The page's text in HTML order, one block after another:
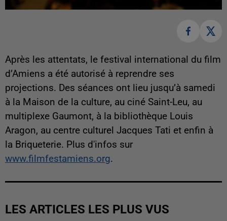
Après les attentats, le festival international du film
d’Amiens a été autorisé à reprendre ses
projections. Des séances ont lieu jusqu’à samedi
à la Maison de la culture, au ciné Saint-Leu, au
multiplexe Gaumont, à la bibliothèque Louis
Aragon, au centre culturel Jacques Tati et enfin à
la Briqueterie. Plus d'infos sur
www.filmfestamiens.org.
LES ARTICLES LES PLUS VUS